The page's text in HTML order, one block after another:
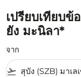
เปรียบเทียบข้
ยัง มะนิลา*
จาก
flight_takeoff